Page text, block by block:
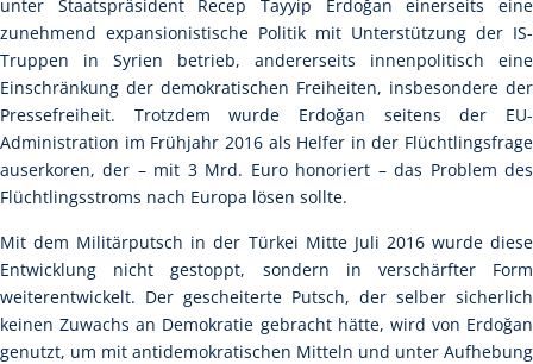
unter Staatspräsident Recep Tayyip Erdoğan einerseits eine
zunehmend expansionistische Politik mit Unterstützung der IS-
Truppen in Syrien betrieb, andererseits innenpolitisch eine
Einschränkung der demokratischen Freiheiten, insbesondere der
Pressefreiheit. Trotzdem wurde Erdoğan seitens der EU-
Administration im Frühjahr 2016 als Helfer in der Flüchtlingsfrage
auserkoren, der – mit 3 Mrd. Euro honoriert – das Problem des
Flüchtlingsstroms nach Europa lösen sollte.
Mit dem Militärputsch in der Türkei Mitte Juli 2016 wurde diese
Entwicklung nicht gestoppt, sondern in verschärfter Form
weiterentwickelt. Der gescheiterte Putsch, der selber sicherlich
keinen Zuwachs an Demokratie gebracht hätte, wird von Erdoğan
genutzt, um mit antidemokratischen Mitteln und unter Aufhebung